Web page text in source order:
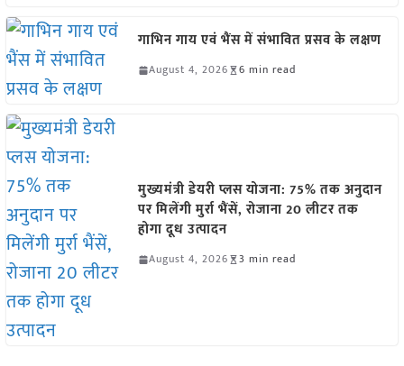
गाभिन गाय एवं भैंस में संभावित प्रसव के लक्षण
August 4, 2026 6 min read
मुख्यमंत्री डेयरी प्लस योजना: 75% तक अनुदान
पर मिलेंगी मुर्रा भैंसें, रोजाना 20 लीटर तक
होगा दूध उत्पादन
August 4, 2026 3 min read